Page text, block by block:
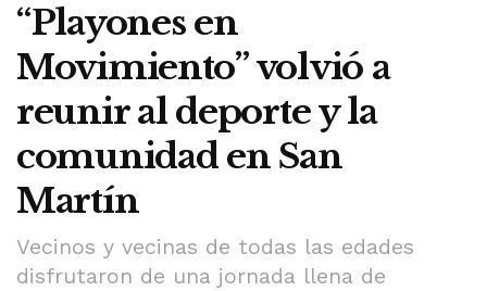
“Playones en
Movimiento” volvió a
reunir al deporte y la
comunidad en San
Martín
Vecinos y vecinas de todas las edades
disfrutaron de una jornada llena de